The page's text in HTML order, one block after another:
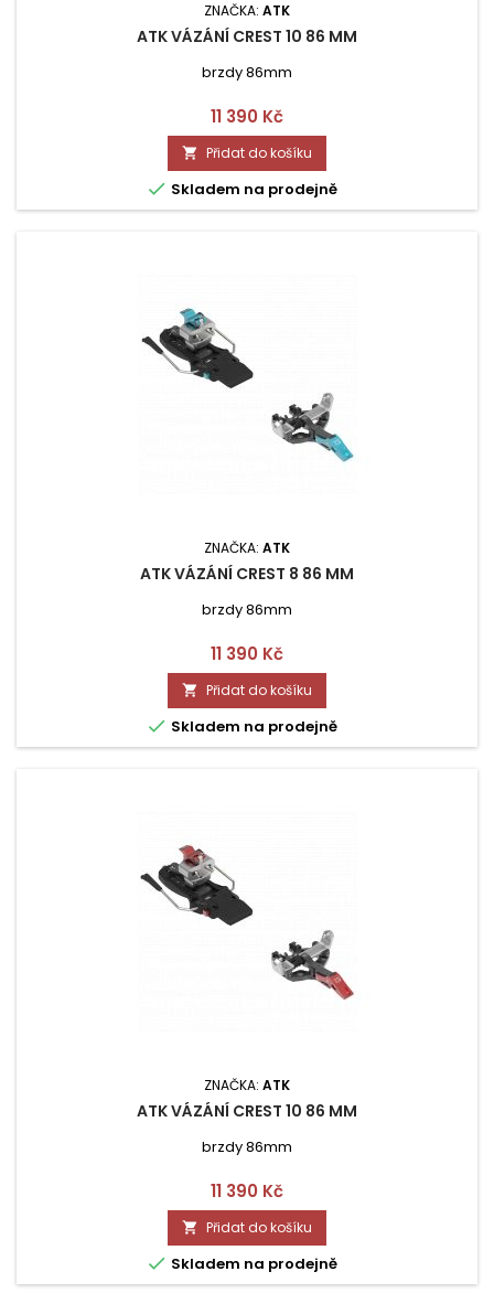
ZNAČKA: ATK
ATK VÁZÁNÍ CREST 10 86 MM
brzdy 86mm
Cena
11 390 Kč
 Přidat do košíku
 Skladem na prodejně
ZNAČKA: ATK
ATK VÁZÁNÍ CREST 8 86 MM
brzdy 86mm
Cena
11 390 Kč
 Přidat do košíku
 Skladem na prodejně
ZNAČKA: ATK
ATK VÁZÁNÍ CREST 10 86 MM
brzdy 86mm
Cena
11 390 Kč
 Přidat do košíku
 Skladem na prodejně